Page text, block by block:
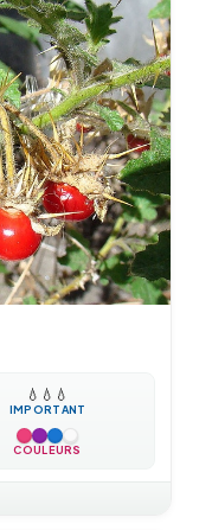
💧 💧 💧
IMPORTANT
COULEURS